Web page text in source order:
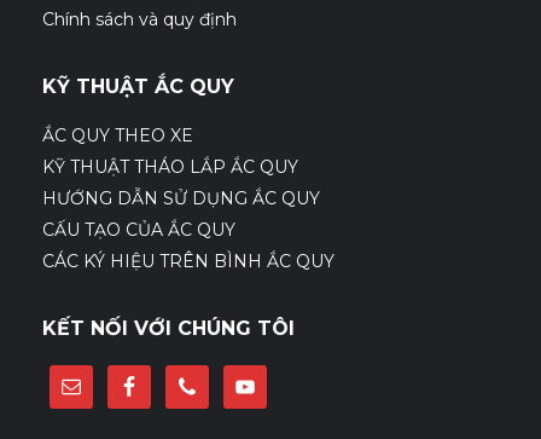
Chính sách và quy định
KỸ THUẬT ẮC QUY
ẮC QUY THEO XE
KỸ THUẬT THÁO LẮP ẮC QUY
HƯỚNG DẪN SỬ DỤNG ẮC QUY
CẤU TẠO CỦA ẮC QUY
CÁC KÝ HIỆU TRÊN BÌNH ẮC QUY
KẾT NỐI VỚI CHÚNG TÔI